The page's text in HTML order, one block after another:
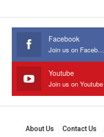
Facebook
Join us on Facebook
Youtube
Join us on Youtube
About Us Contact Us